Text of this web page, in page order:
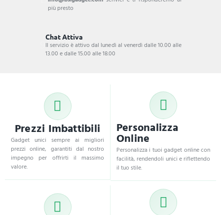
più presto
Chat Attiva
Il servizio è attivo dal lunedì al venerdì dalle 10.00 alle
13.00 e dalle 15.00 alle 18.00
Prezzi Imbattibili
Gadget unici sempre ai migliori
prezzi online, garantiti dal nostro
impegno per offrirti il massimo
valore.
Personalizza
Online
Personalizza i tuoi gadget online con
facilità, rendendoli unici e riflettendo
il tuo stile.